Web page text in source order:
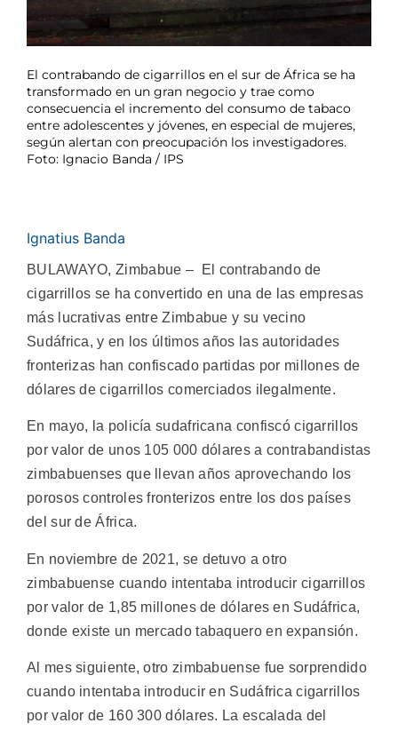
El contrabando de cigarrillos en el sur de África se ha
transformado en un gran negocio y trae como
consecuencia el incremento del consumo de tabaco
entre adolescentes y jóvenes, en especial de mujeres,
según alertan con preocupación los investigadores.
Foto: Ignacio Banda / IPS
Ignatius Banda
BULAWAYO, Zimbabue – El contrabando de
cigarrillos se ha convertido en una de las empresas
más lucrativas entre Zimbabue y su vecino
Sudáfrica, y en los últimos años las autoridades
fronterizas han confiscado partidas por millones de
dólares de cigarrillos comerciados ilegalmente.
En mayo, la policía sudafricana confiscó cigarrillos
por valor de unos 105 000 dólares a contrabandistas
zimbabuenses que llevan años aprovechando los
porosos controles fronterizos entre los dos países
del sur de África.
En noviembre de 2021, se detuvo a otro
zimbabuense cuando intentaba introducir cigarrillos
por valor de 1,85 millones de dólares en Sudáfrica,
donde existe un mercado tabaquero en expansión.
Al mes siguiente, otro zimbabuense fue sorprendido
cuando intentaba introducir en Sudáfrica cigarrillos
por valor de 160 300 dólares. La escalada del